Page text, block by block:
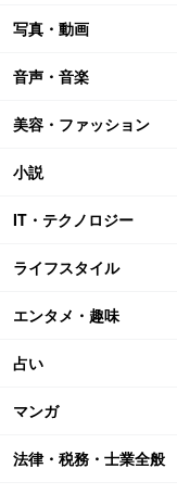
写真・動画
音声・音楽
美容・ファッション
小説
IT・テクノロジー
ライフスタイル
エンタメ・趣味
占い
マンガ
法律・税務・士業全般